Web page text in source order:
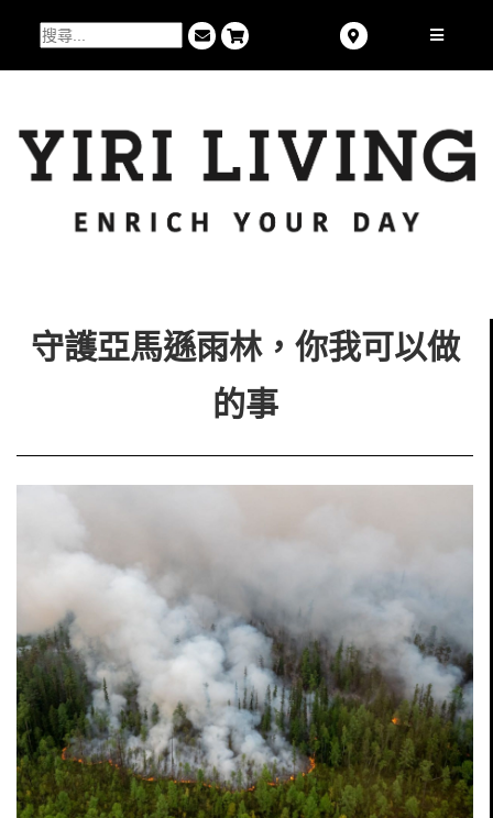
守護亞馬遜雨林，你我可以做
的事